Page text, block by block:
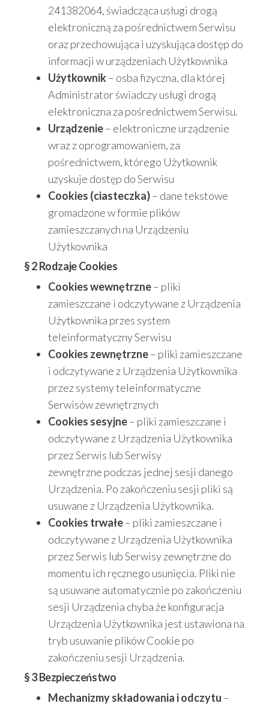
241382064, świadcząca usługi drogą
elektroniczną za pośrednictwem Serwisu
oraz przechowująca i uzyskująca dostęp do
informacji w urządzeniach Użytkownika
Użytkownik– osba fizyczna, dla której
Administrator świadczy usługi drogą
elektroniczna za pośrednictwem Serwisu.
Urządzenie– elektroniczne urządzenie
wraz z oprogramowaniem, za
pośrednictwem, którego Użytkownik
uzyskuje dostęp do Serwisu
Cookies (ciasteczka)– dane tekstowe
gromadzone w formie plików
zamieszczanych na Urządzeniu
Użytkownika
§ 2 Rodzaje Cookies
Cookies wewnętrzne– pliki
zamieszczane i odczytywane z Urządzenia
Użytkownika przes system
teleinformatyczny Serwisu
Cookies zewnętrzne– pliki zamieszczane
i odczytywane z Urządzenia Użytkownika
przez systemy teleinformatyczne
Serwisów zewnętrznych
Cookies sesyjne– pliki zamieszczane i
odczytywane z Urządzenia Użytkownika
przez Serwis lub Serwisy
zewnętrzne podczas jednej sesji danego
Urządzenia. Po zakończeniu sesji pliki są
usuwane z Urządzenia Użytkownika.
Cookies trwałe– pliki zamieszczane i
odczytywane z Urządzenia Użytkownika
przez Serwis lub Serwisy zewnętrzne do
momentu ich ręcznego usunięcia. Pliki nie
są usuwane automatycznie po zakończeniu
sesji Urządzenia chyba że konfiguracja
Urządzenia Użytkownika jest ustawiona na
tryb usuwanie plików Cookie po
zakończeniu sesji Urządzenia.
§ 3 Bezpieczeństwo
Mechanizmy składowania i odczytu –